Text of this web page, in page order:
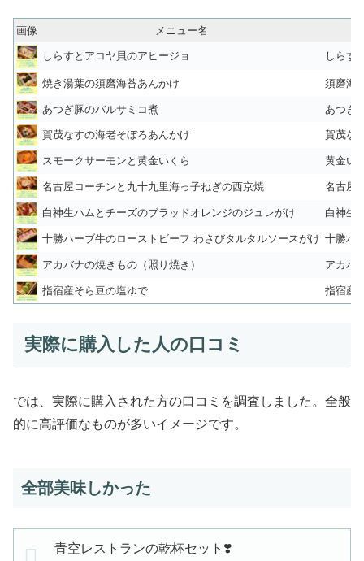
画像 メニュー名
しらすとアコヤ貝のアヒージョ しらす
焼き湯葉の須磨海苔あんかけ 須磨海
あつぎ豚のバルサミコ煮 あつぎ
賀茂なすの海老そぼろあんかけ 賀茂な
スモークサーモンと黄金いくら 黄金い
名古屋コーチンと九十九里海っ子ねぎの西京焼 名古屋
白神生ハムとチーズのブラッドオレンジのジュレがけ 白神生
十勝ハーブ牛のローストビーフ わさびタルタルソースがけ 十勝ハ
アカバナの焼きもの（照り焼き） アカバ
指宿産そら豆の塩ゆで 指宿産
実際に購入した人の口コミ
では、実際に購入された方の口コミを調査しました。全般
的に高評価なものが多いイメージです。
全部美味しかった
青空レストランの乾杯セット❣️